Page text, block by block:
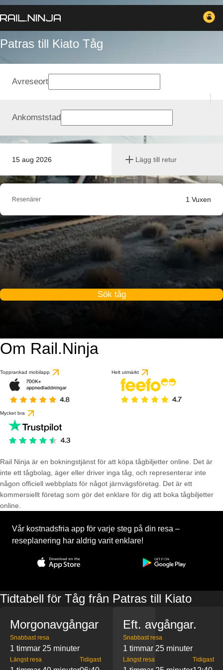
Patras till Kiato Tåg
15 aug 2026 Lägg till retur
Avreseort
Ankomststad
Resenärer 1 Vuxen
Sök tåg
Om Rail.Ninja
Topprankad mobilapp Helt utmärkt
Mycket bra
Rail Ninja är en bokningstjänst för att köpa tågbiljetter online. Det är
inte ett tågbolag, äger eller driver inga tåg, och representerar inte
någon officiell webbplats för något järnvägsföretag. Det är ett
kommersiellt företag som gör det enklare för dig att boka tågbiljetter
online.
Vår kostnadsfria app för varje steg på din resa –
reseplanering har aldrig varit enklare!
Tidtabell för Tåg från Patras till Kiato
Morgonavgångar
Snabbast resa
1 timmar 25 minuter
Längst resa Tidigast
Eft. avgångar.
Snabbast resa
1 timmar 25 minuter
Längst resa Tidigast